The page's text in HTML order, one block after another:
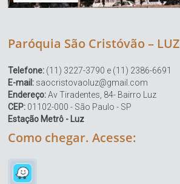
Paróquia São Cristóvão – LUZ
Telefone: (11) 3227-3790 e (11) 2386-6691
E-mail: saocristovaoluz@gmail.com
Endereço:Av Tiradentes, 84- Bairro Luz
CEP: 01102-000 - São Paulo - SP
Estação Metrô - Luz
Como chegar. Acesse: